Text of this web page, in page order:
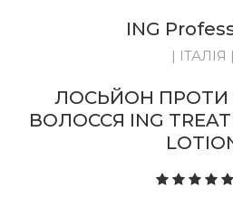
ING
| ІТАЛІЯ |
ЛОСЬЙОН ПРОТИ
ВОЛОССЯ ING